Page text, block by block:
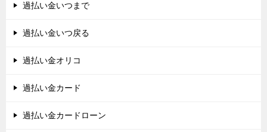
過払い金いつまで
過払い金いつ戻る
過払い金オリコ
過払い金カード
過払い金カードローン